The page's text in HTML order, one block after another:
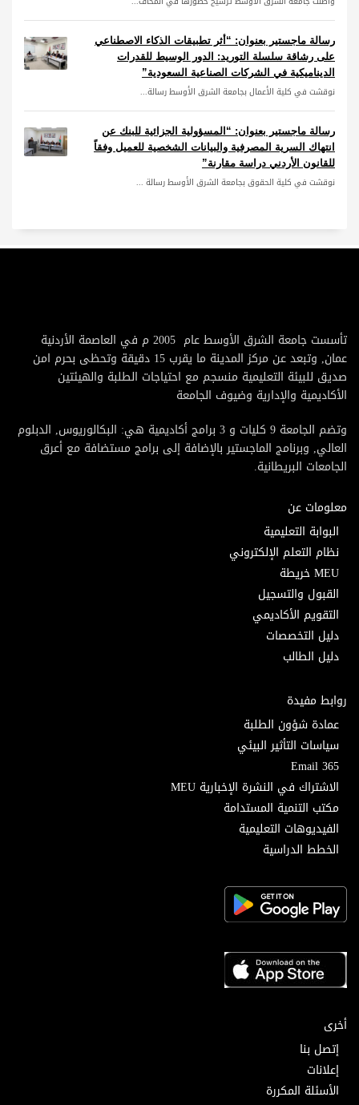
رسالة ماجستير بعنوان: “أثر تطبيقات الذكاء الاصطناعي
على رشاقة سلسلة التوريد: الدور الوسيط للقدرات
الديناميكية في الشركات الصناعية السعودية”
نوقشت في كلية الأعمال بجامعة الشرق الأوسط رسالة...
رسالة ماجستير بعنوان: “المسؤولية الجزائية للبنك عن
انتهاك السرية المصرفية والبيانات الشخصية للعميل وفقاً
للقانون الأردني دراسة مقارنة”
نوقشت في كلية الحقوق بجامعة الشرق الأوسط رسالة ...
تأسست جامعة الشرق الأوسط عام 2005 م في العاصمة الأردنية
عمان, وتبعد عن مركز المدينة ما يقرب 15 دقيقة وتحظى بحرم امن
صديق للبيئة التعليمية منسجم مع احتياجات الطلبة والهيئتين
الأكاديمية والإدارية وضيوف الجامعة
وتضم الجامعة 9 كليات و 3 برامج أكاديمية هي: البكالوريوس, الدبلوم
العالي, وبرنامج الماجستير بالإضافة إلى برامج مستضافة مع أعرق
الجامعات البريطانية.
معلومات عن
البوابة التعليمية
نظام التعلم الإلكتروني
MEU خريطة
القبول والتسجيل
التقويم الأكاديمي
دليل التخصصات
دليل الطالب
روابط مفيدة
عمادة شؤون الطلبة
سياسات التأثير البيئي
Email 365
الاشتراك في النشرة الإخبارية MEU
مكتب التنمية المستدامة
الفيديوهات التعليمية
الخطط الدراسية
أخرى
إتصل بنا
إعلانات
الأسئلة المكررة